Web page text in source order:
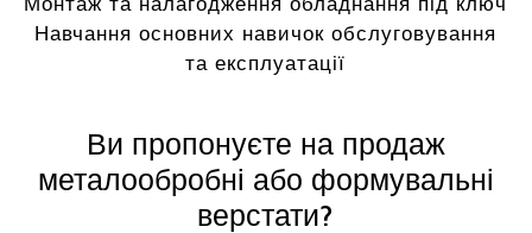
Навчання основних навичок обслуговування
та експлуатації
Ви пропонуєте на продаж
металообробні або формувальні
верстати?